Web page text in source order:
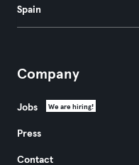
Spain
Company
Jobs We are hiring!
Press
Contact